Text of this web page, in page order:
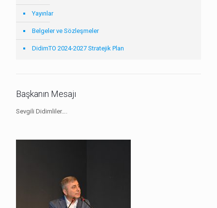
Yayınlar
Belgeler ve Sözleşmeler
DidimTO 2024-2027 Stratejik Plan
Başkanın Mesajı
Sevgili Didimliler….